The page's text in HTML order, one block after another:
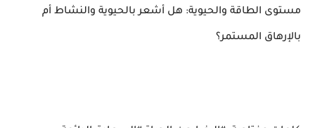
مستوى الطاقة والحيوية: هل أشعر بالحيوية والنشاط أم
بالإرهاق المستمر؟